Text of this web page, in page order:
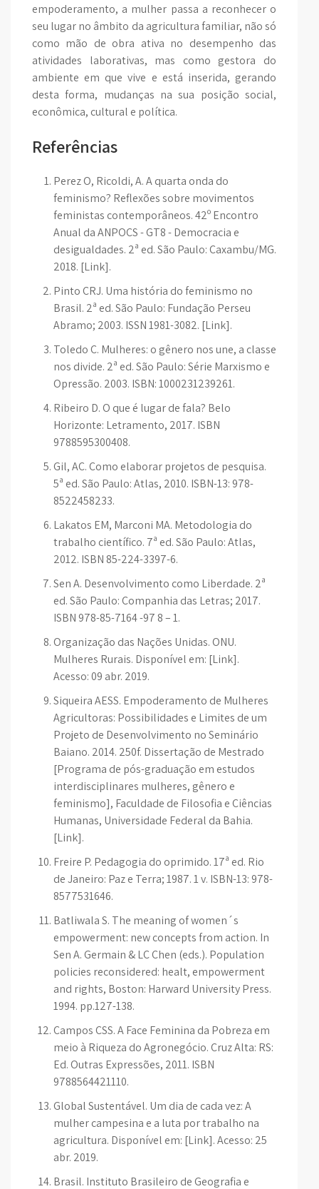
empoderamento, a mulher passa a reconhecer o
seu lugar no âmbito da agricultura familiar, não só
como mão de obra ativa no desempenho das
atividades laborativas, mas como gestora do
ambiente em que vive e está inserida, gerando
desta forma, mudanças na sua posição social,
econômica, cultural e política.
Referências
Perez O, Ricoldi, A. A quarta onda do
feminismo? Reflexões sobre movimentos
feministas contemporâneos. 42º Encontro
Anual da ANPOCS - GT8 - Democracia e
desigualdades. 2ª ed. São Paulo: Caxambu/MG.
2018. [Link].
Pinto CRJ. Uma história do feminismo no
Brasil. 2ª ed. São Paulo: Fundação Perseu
Abramo; 2003. ISSN 1981-3082. [Link].
Toledo C. Mulheres: o gênero nos une, a classe
nos divide. 2ª ed. São Paulo: Série Marxismo e
Opressão. 2003. ISBN: 1000231239261.
Ribeiro D. O que é lugar de fala? Belo
Horizonte: Letramento, 2017. ISBN
9788595300408.
Gil, AC. Como elaborar projetos de pesquisa.
5ª ed. São Paulo: Atlas, 2010. ISBN-13: 978-
8522458233.
Lakatos EM, Marconi MA. Metodologia do
trabalho científico. 7ª ed. São Paulo: Atlas,
2012. ISBN 85-224-3397-6.
Sen A. Desenvolvimento como Liberdade. 2ª
ed. São Paulo: Companhia das Letras; 2017.
ISBN 978-85-7164 -97 8 – 1.
Organização das Nações Unidas. ONU.
Mulheres Rurais. Disponível em: [Link].
Acesso: 09 abr. 2019.
Siqueira AESS. Empoderamento de Mulheres
Agricultoras: Possibilidades e Limites de um
Projeto de Desenvolvimento no Seminário
Baiano. 2014. 250f. Dissertação de Mestrado
[Programa de pós-graduação em estudos
interdisciplinares mulheres, gênero e
feminismo], Faculdade de Filosofia e Ciências
Humanas, Universidade Federal da Bahia.
[Link].
Freire P. Pedagogia do oprimido. 17ª ed. Rio
de Janeiro: Paz e Terra; 1987. 1 v. ISBN-13: 978-
8577531646.
Batliwala S. The meaning of women´s
empowerment: new concepts from action. In
Sen A. Germain & LC Chen (eds.). Population
policies reconsidered: healt, empowerment
and rights, Boston: Harward University Press.
1994. pp.127-138.
Campos CSS. A Face Feminina da Pobreza em
meio à Riqueza do Agronegócio. Cruz Alta: RS:
Ed. Outras Expressões, 2011. ISBN
9788564421110.
Global Sustentável. Um dia de cada vez: A
mulher campesina e a luta por trabalho na
agricultura. Disponível em: [Link]. Acesso: 25
abr. 2019.
Brasil. Instituto Brasileiro de Geografia e